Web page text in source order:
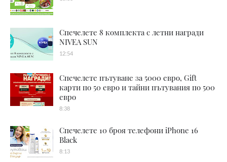
Спечелете 8 комплекта с летни награди
NIVEA SUN
12:54
Спечелете пътуване за 5000 евро, Gift
карти по 50 евро и тайни пътувания по 500
евро
8:38
Спечелете 10 броя телефони iPhone 16
Black
8:13